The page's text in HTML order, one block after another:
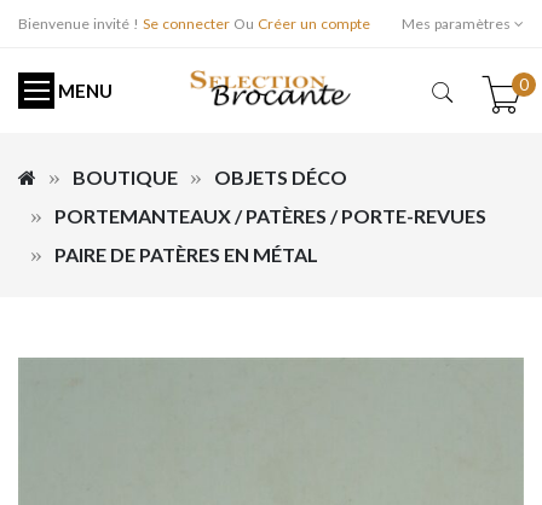
Bienvenue invité ! Se connecter Ou Créer un compte Mes paramètres
MENU 0
BOUTIQUE
OBJETS DÉCO
PORTEMANTEAUX / PATÈRES / PORTE-REVUES
PAIRE DE PATÈRES EN MÉTAL